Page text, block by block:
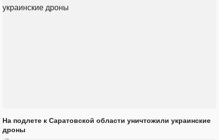
На подлете к Саратовской области уничтожили украинские
дроны